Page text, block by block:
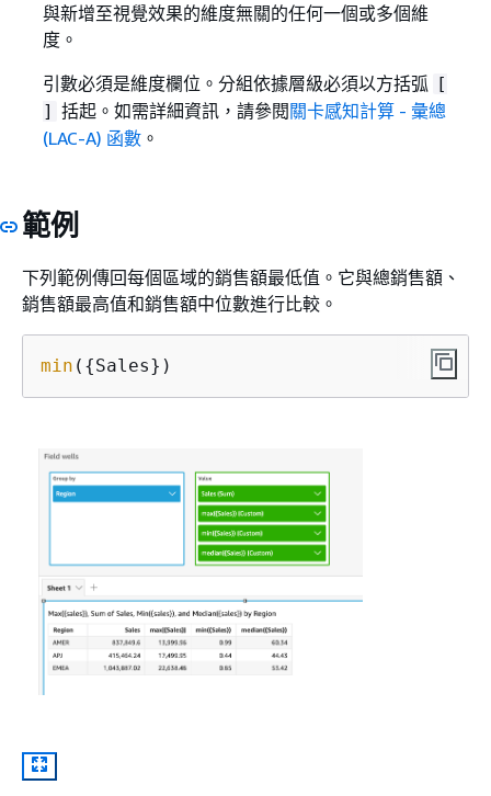
與新增至視覺效果的維度無關的任何一個或多個維
度。
引數必須是維度欄位。分組依據層級必須以方括弧
[
]
括起。如需詳細資訊，請參閱 關卡感知計算 - 彙總
(LAC-A) 函數。
範例
下列範例傳回每個區域的銷售額最低值。它與總銷售額、
銷售額最高值和銷售額中位數進行比較。
min ( {Sales})